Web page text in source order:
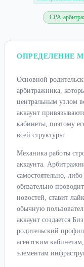
CPA-
ОПРЕДЕЛЕНИЕ
Основной
арбитражника,
центральным узлом
аккаунт
кабинеты, поэтому
всей структуры.
Механика работы
аккаунта.
самостоятельно,
обязательно
новостей, ставит
обычную
аккаунт создается
родительский
агентским
элементам